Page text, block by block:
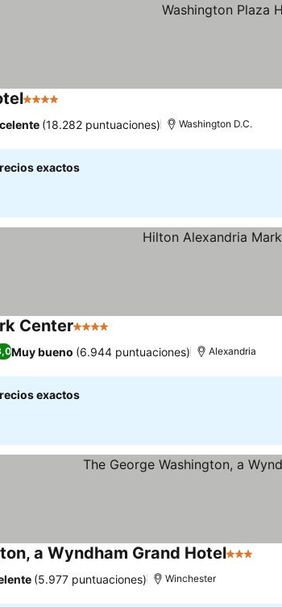
4 Estrellas
(18.282 puntuaciones) Washington D.C.
exactos
Center4 Estrellas
Muy bueno (6.944 puntuaciones) Alexandria
exactos
a Wyndham Grand Hotel3 Estrellas
(5.977 puntuaciones) Winchester